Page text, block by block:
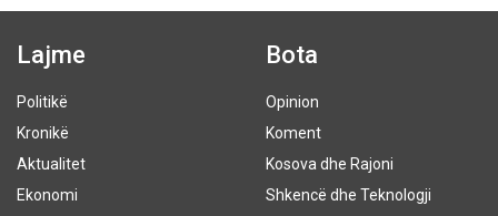
Lajme
Politikë
Kronikë
Aktualitet
Ekonomi
Bota
Opinion
Koment
Kosova dhe Rajoni
Shkencë dhe Teknologji